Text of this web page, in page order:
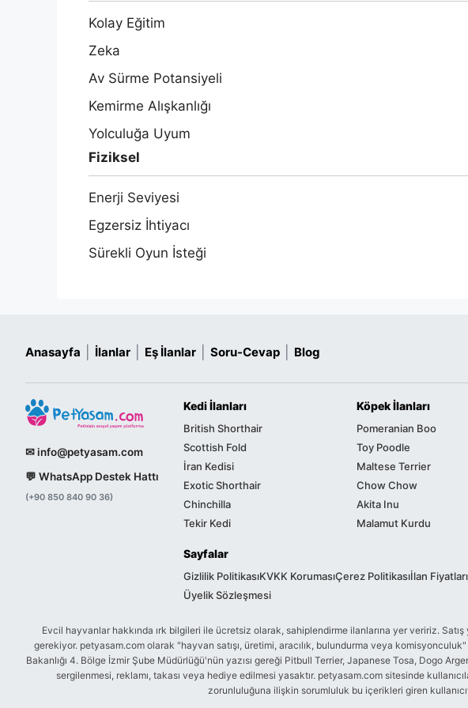
Kolay Eğitim
Zeka
Av Sürme Potansiyeli
Kemirme Alışkanlığı
Yolculuğa Uyum
Fiziksel
Enerji Seviyesi
Egzersiz İhtiyacı
Sürekli Oyun İsteği
Anasayfa İlanlar Eş İlanlar Soru-Cevap Blog
✉ info@petyasam.com
💬 WhatsApp Destek Hattı
(+90 850 840 90 36)
Kedi İlanları
British Shorthair
Scottish Fold
İran Kedisi
Exotic Shorthair
Chinchilla
Tekir Kedi
Köpek İlanları
Pomeranian Boo
Toy Poodle
Maltese Terrier
Chow Chow
Akita Inu
Malamut Kurdu
Sayfalar
Gizlilik PolitikasıKVKK KorumasıÇerez Politikasıİlan Fiyatları
Üyelik Sözleşmesi
Evcil hayvanlar hakkında ırk bilgileri ile ücretsiz olarak, sahiplendirme ilanlarına yer veririz.
gerekiyor. petyasam.com olarak "hayvan satışı, üretimi, aracılık, bulundurma veya
Bakanlığı 4. Bölge İzmir Şube Müdürlüğü'nün yazısı gereği Pitbull Terrier, Japanese Tosa, Dogo
sergilenmesi, reklamı, takası veya hediye edilmesi yasaktır. petyasam.com sitesinde
zorunluluğuna ilişkin sorumluluk bu içerikleri giren